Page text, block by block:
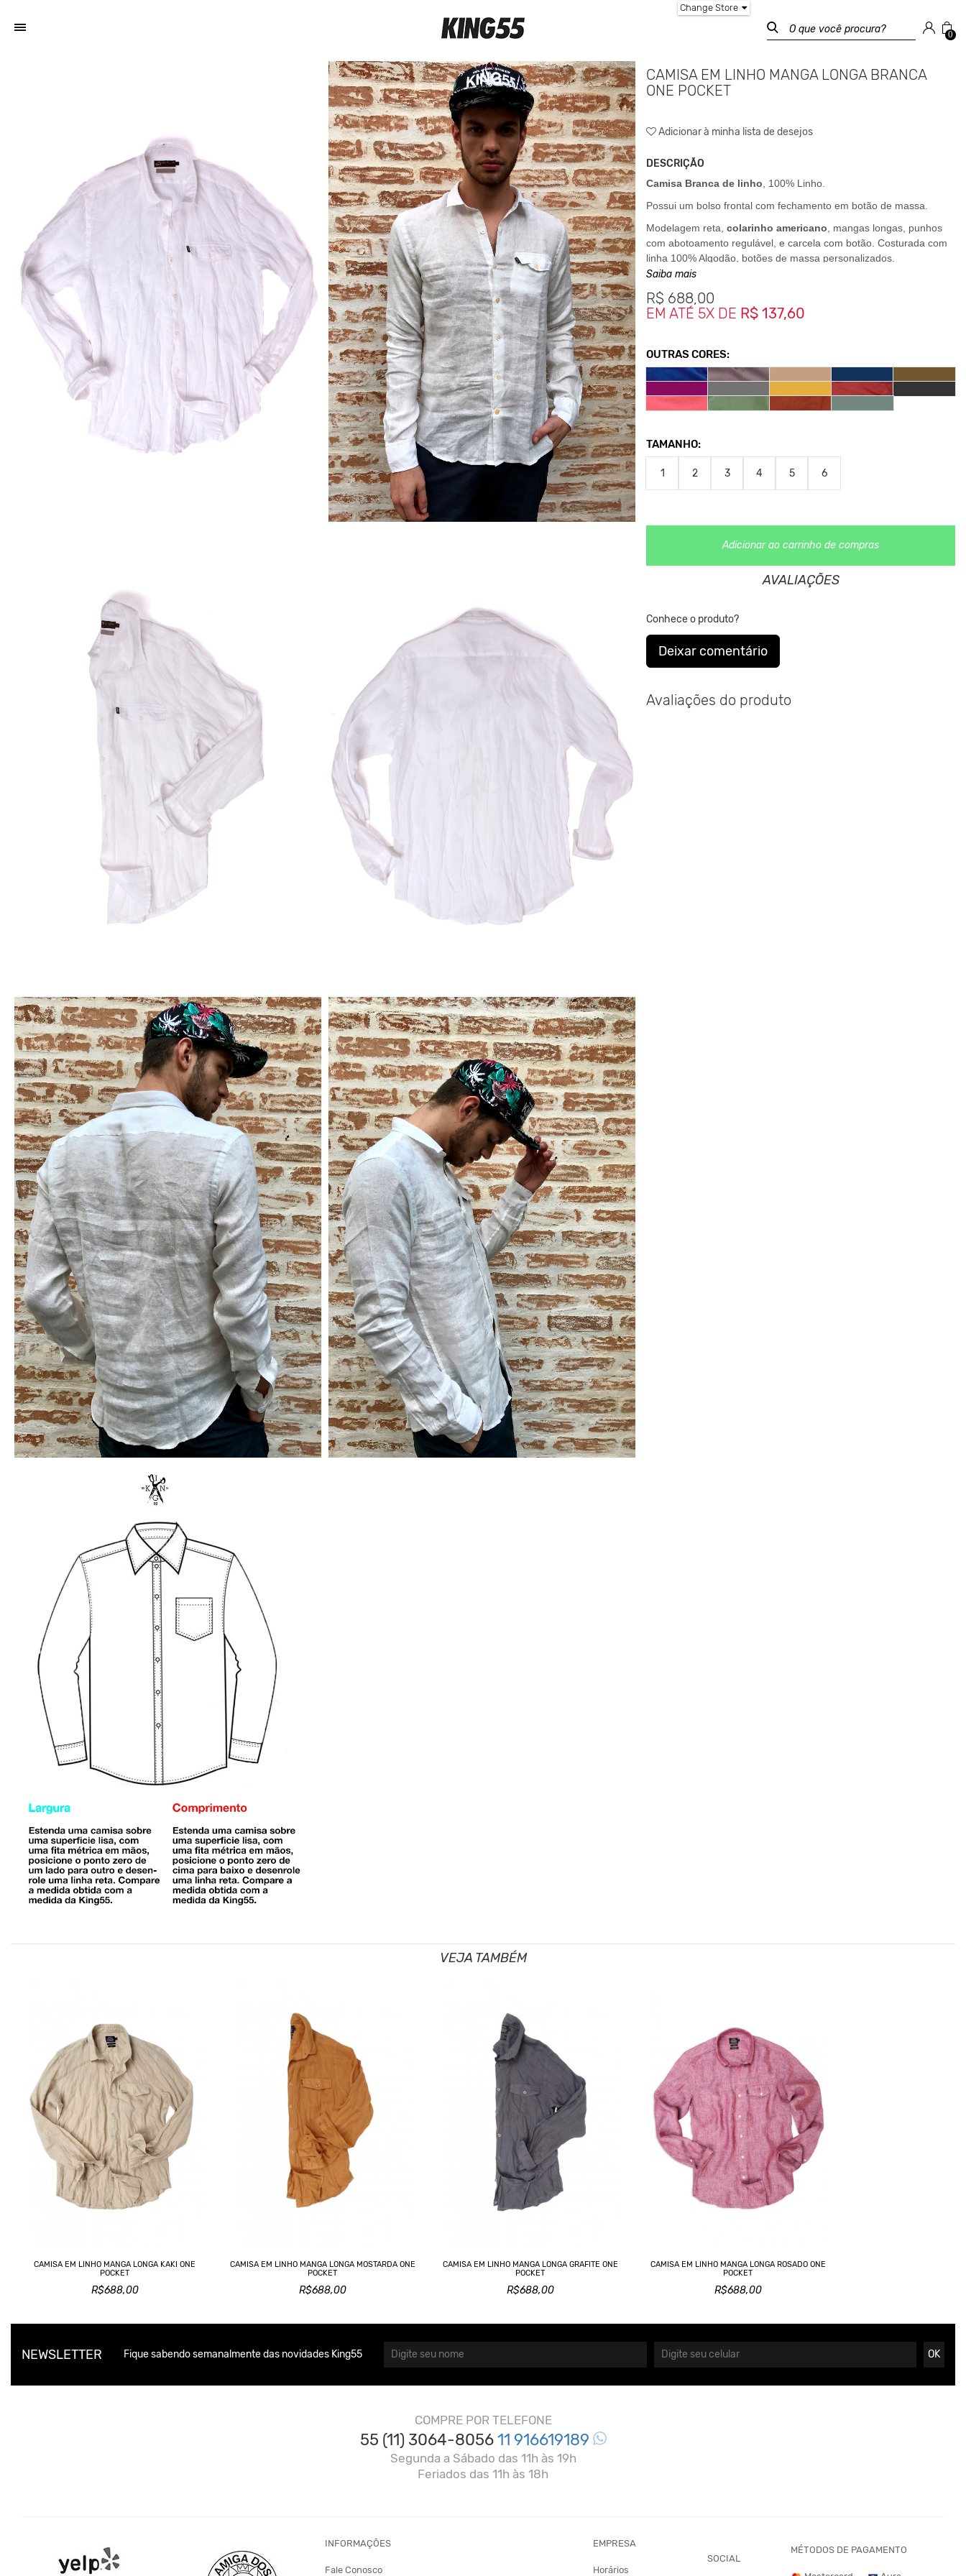
Change Store
0
CAMISA EM LINHO MANGA LONGA BRANCA
ONE POCKET
Adicionar à minha lista de desejos
DESCRIÇÃO
Camisa Branca de linho, 100% Linho.
Possui um bolso frontal com fechamento em botão de massa.
Modelagem reta, colarinho americano, mangas longas, punhos
com abotoamento regulável, e carcela com botão. Costurada com
linha 100% Algodão, botões de massa personalizados.
A camisa também carrega um detalhe na parte dos ombros
frontalmente que é um recorte geométrico.
E para um melhor caimento no corpo, ela possui duas costuras
Medidas da Peças
1- Largura 50,5cm - Comprimento 69,5cm
2- Largura 52,5cm - Comprimento 72cm
4- Largura 57,5cm - Comprimento 76,5cm
6- Largura 60,5cm - Comprimento 78cm
*As medidas podem ter variação de até 2 cm
Clique aquiPara saber mais sobre a manutenção de suas roupas.
Saiba mais
R$ 688,00
EM ATÉ 5X DE R$ 137,60
OUTRAS CORES:
TAMANHO:
1 2 3 4 5 6
Adicionar ao carrinho de compras
AVALIAÇÕES
Conhece o produto?
Deixar comentário
Avaliações do produto
VEJA TAMBÉM
CAMISA EM LINHO MANGA LONGA KAKI ONE
POCKET
R$688,00
CAMISA EM LINHO MANGA LONGA MOSTARDA ONE
POCKET
R$688,00
CAMISA EM LINHO MANGA LONGA GRAFITE ONE
POCKET
R$688,00
CAMISA EM LINHO MANGA LONGA ROSADO ONE
POCKET
R$688,00
NEWSLETTER Fique sabendo semanalmente das novidades King55 OK
COMPRE POR TELEFONE
55 (11) 3064-805611 916619189
Segunda a Sábado das 11h às 19h
Feriados das 11h às 18h
INFORMAÇÕES
Fale Conosco
EMPRESA
Horários
SOCIAL
MÉTODOS DE PAGAMENTO